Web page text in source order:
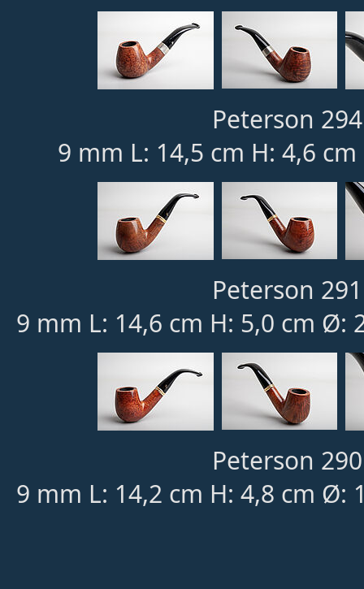
Peterson
9 mm L: 14,5 cm H: 4,6
Peterson
9 mm L: 14,6 cm H: 5,0 cm Ø:
Peterson
9 mm L: 14,2 cm H: 4,8 cm Ø: